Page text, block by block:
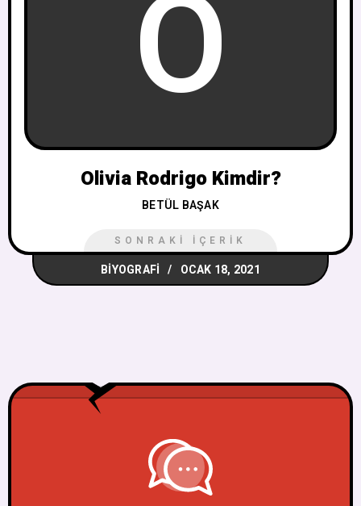
O
Olivia Rodrigo Kimdir?
BETÜL BAŞAK
SONRAKI İÇERIK
BIYOGRAFI OCAK 18, 2021